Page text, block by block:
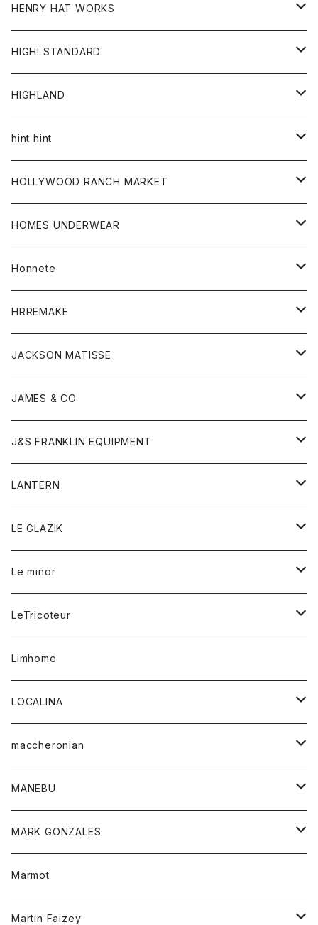
HENRY HAT WORKS
帽子
HIGH! STANDARD
アウター
ジャケット
トップス
シャツ
カーディガン
ボトム
グッズ
帽子
HIGHLAND
帽子
hint hint
ストール
HOLLYWOOD RANCH MARKET
アウター
カーディガン
コート
フリース
アクセサリー
ウォレット
ストール
マフラー
リング
キッズ
Tシャツ
グッズ
アンダーウェア
靴
バンダナ
トップス
カーディガン
ジャケット
タンクトップ
Tシャツ
ボトム
オーバーオール
ショートパンツ
レディース
アウター
カーディガン
セーター
チュニック
HOMES UNDERWEAR
アウター
カーディガン
コート
キッズ
Tシャツ
ロンパース
グッズ
靴
ストール
トップス
カットソー
シャツ
ボトム
オーバーオール
ショートパンツ
レディース
オーバーオール
シャツ
ワンピース
ワンピース
Honnete
ブラウス
ワンピース
HRREMAKE
バック
キッズ
トレーナー
トップス
Gジャケット
スウェット
帽子
JACKSON MATISSE
Tシャツ
帽子
JAMES & CO
ボトム
J&S FRANKLIN EQUIPMENT
アウター
LANTERN
アウター
Tシャツ
LE GLAZIK
レディース
コート
シャツ
ワンピース
Tシャツ
Le minor
ボトム
スカート
パンツ
レディース
アウター
カットソー
トップス
シャツ
LeTricoteur
カーディガン
Limhome
LOCALINA
ロングスリーブテーシャツ
maccheronian
靴
MANEBU
靴
MARK GONZALES
トップス
Tシャツ
Marmot
Martin Faizey